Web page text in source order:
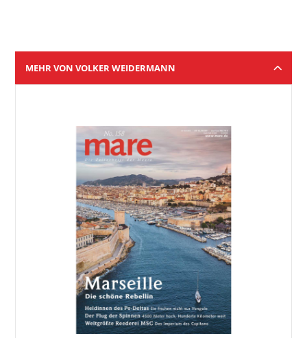
MEHR VON VOLKER WEIDERMANN